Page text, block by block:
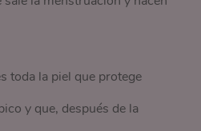
toda la piel que protege
y que, después de la